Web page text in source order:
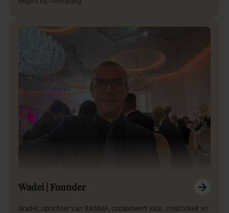
Wadei | Founder
Wadei, oprichter van BASMA, combineert visie, creativiteit en